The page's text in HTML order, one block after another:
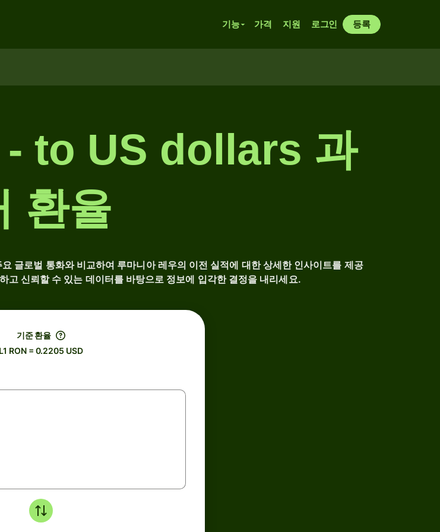
기능 가격 지원 로그인 등록
- to US dollars 과
환율
글로벌 통화와 비교하여 루마니아 레우의 이전 실적에 대한 상세한 인사이트를 제공
고 신뢰할 수 있는 데이터를 바탕으로 정보에 입각한 결정을 내리세요.
기준 환율
L1 RON = 0.2205 USD